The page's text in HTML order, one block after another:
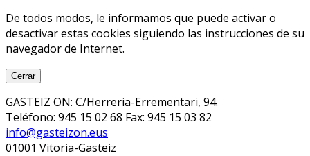
De todos modos, le informamos que puede activar o
desactivar estas cookies siguiendo las instrucciones de su
navegador de Internet.
Cerrar
GASTEIZ ON: C/Herreria-Errementari, 94.
Teléfono: 945 15 02 68 Fax: 945 15 03 82
info@gasteizon.eus
01001 Vitoria-Gasteiz